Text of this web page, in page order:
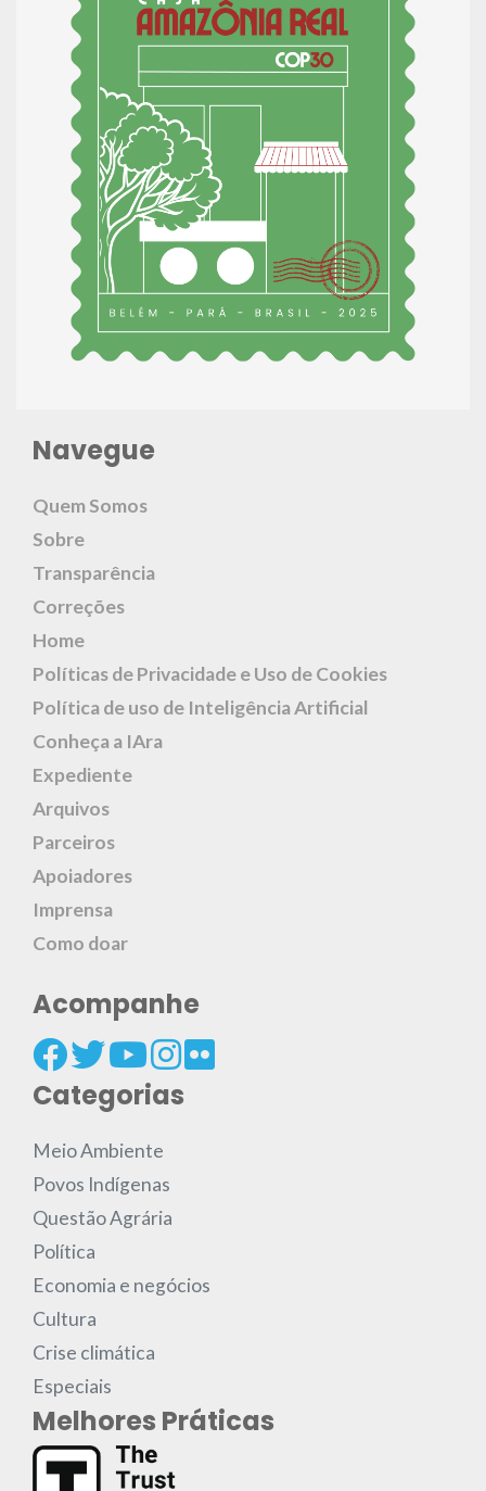
Navegue
Quem Somos
Sobre
Transparência
Correções
Home
Políticas de Privacidade e Uso de Cookies
Política de uso de Inteligência Artificial
Conheça a IAra
Expediente
Arquivos
Parceiros
Apoiadores
Imprensa
Como doar
Acompanhe
Categorias
Meio Ambiente
Povos Indígenas
Questão Agrária
Política
Economia e negócios
Cultura
Crise climática
Especiais
Melhores Práticas